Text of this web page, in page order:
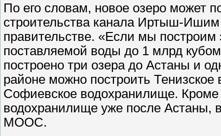
По его словам, новое озеро может
строительства канала Иртыш-
правительстве. «Если мы
поставляемой воды до 1 млрд
построено три озера до Астаны и
районе можно построить
Софиевское водохранилище. Кроме
водохранилище уже после Астаны,
МООС.